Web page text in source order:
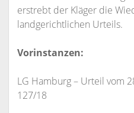
erstrebt der Kläger die
landgerichtlichen Urteils.
Vorinstanzen:
LG Hamburg – Urteil vom
127/18